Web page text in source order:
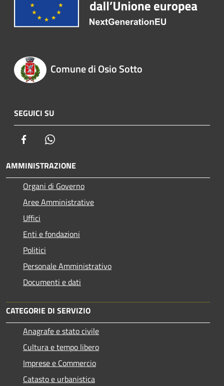
Comune di Osio Sotto
SEGUICI SU
Facebook
AMMINISTRAZIONE
Organi di Governo
Aree Amministrative
Uffici
Enti e fondazioni
Politici
Personale Amministrativo
Documenti e dati
CATEGORIE DI SERVIZIO
Anagrafe e stato civile
Cultura e tempo libero
Imprese e Commercio
Catasto e urbanistica